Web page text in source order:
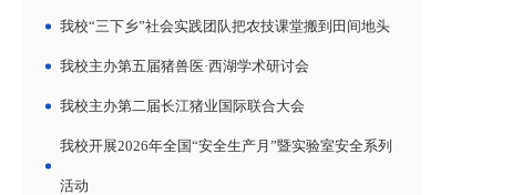
我校“三下乡”社会实践团队把农技课堂搬到田间地头
我校主办第五届猪兽医·西湖学术研讨会
我校主办第二届长江猪业国际联合大会
我校开展2026年全国“安全生产月”暨实验室安全系列
活动